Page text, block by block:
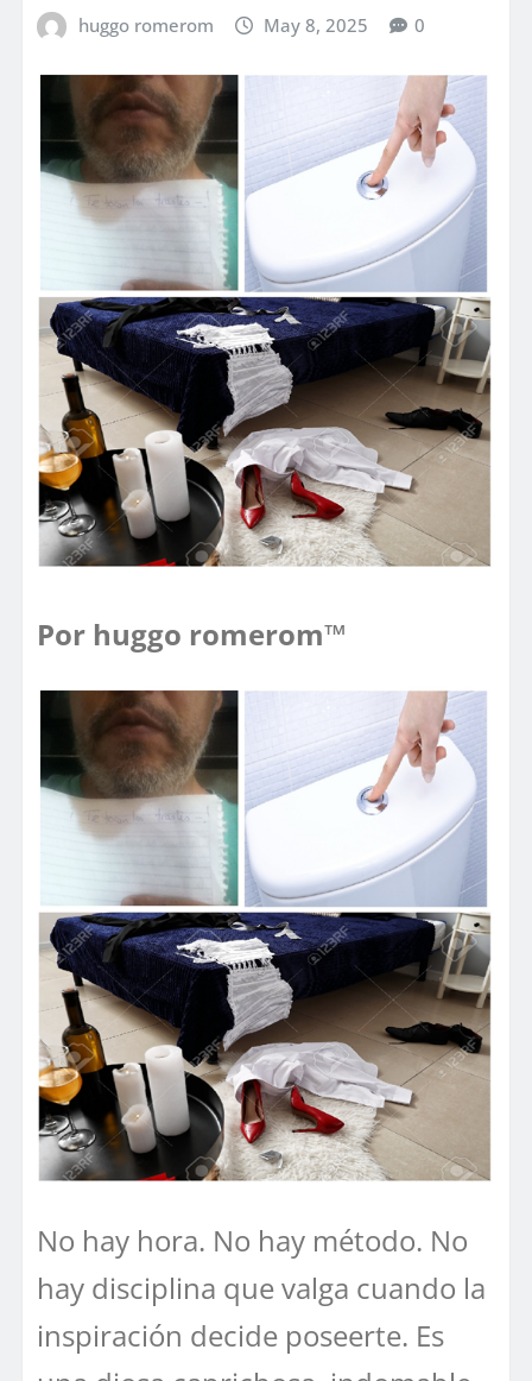
huggo romerom May 8, 2025 0
Por huggo romerom™
No hay hora. No hay método. No
hay disciplina que valga cuando la
inspiración decide poseerte. Es